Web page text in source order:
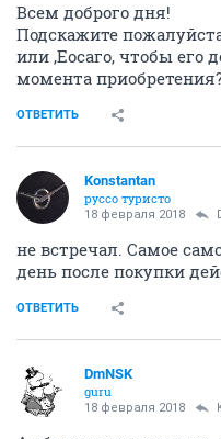
Всем доброго дня!
Подскажите
или ,Еосаго, чтобы его
момента
ОТВЕТИТЬ
Konstantan
руссо туристо
18 февраля 2018
не встречал. Самое
день после покупки
ОТВЕТИТЬ
DmNSK
guru
18 февраля 2018